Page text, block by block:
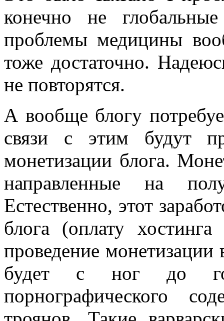
конечно не
проблемы медицины
тоже достаточно.
не повторятся.
А вообще блогу
связи с этим будут
монетизации блога.
направленные на
Естественно, этот
блога (оплату
проведение монетизации
будет с ног до
порнографического